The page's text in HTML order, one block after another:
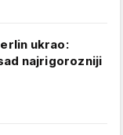
ukrao:
najrigorozniji